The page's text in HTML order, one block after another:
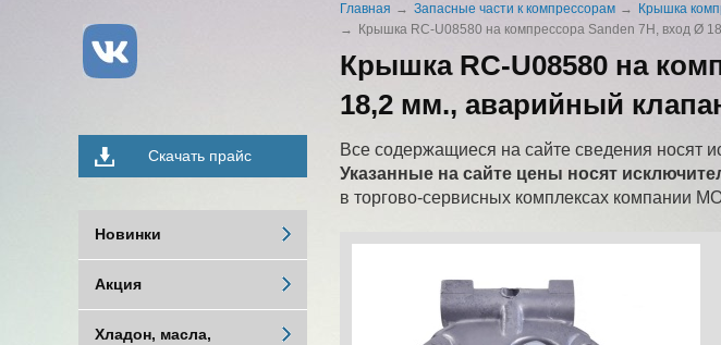
Главная Запасные части к компрессорам Крышка
Крышка RC-U08580 на компрессора Sanden 7H, вход Ø
Крышка RC-U08580 на
18,2 мм., аварийный
Все содержащиеся на сайте сведения носят
Указанные на сайте цены носят
в торгово-сервисных комплексах компании
Скачать прайс
Новинки
Акция
Хладон, масла,